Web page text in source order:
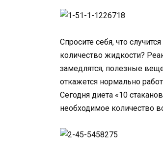
Спросите себя, что
количество жидкости?
замедлятся, полезные
откажется нормально
Сегодня диета «10
необходимое количество